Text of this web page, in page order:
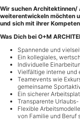
Wir suchen Architektinnen/
weiterentwickeln möchten
und sich mit ihrer
Was Dich bei O+M
Spannende und
Ein kollegiales,
Individuelle
Vielfältige interne und
Teamevents wie
gemeinsame
Ein sicherer
Transparente
Flexible
von Familie und Beruf